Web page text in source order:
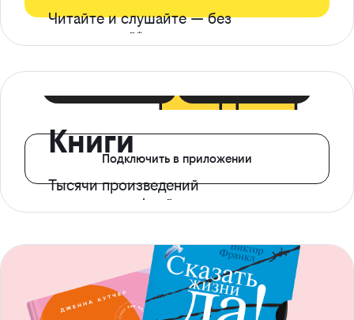
Читайте и слушайте — без
ограничений*
Книги
Тысячи произведений
с доступом офлайн
Подключить в приложении